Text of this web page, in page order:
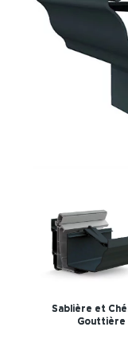
Sablière et
Gouttière